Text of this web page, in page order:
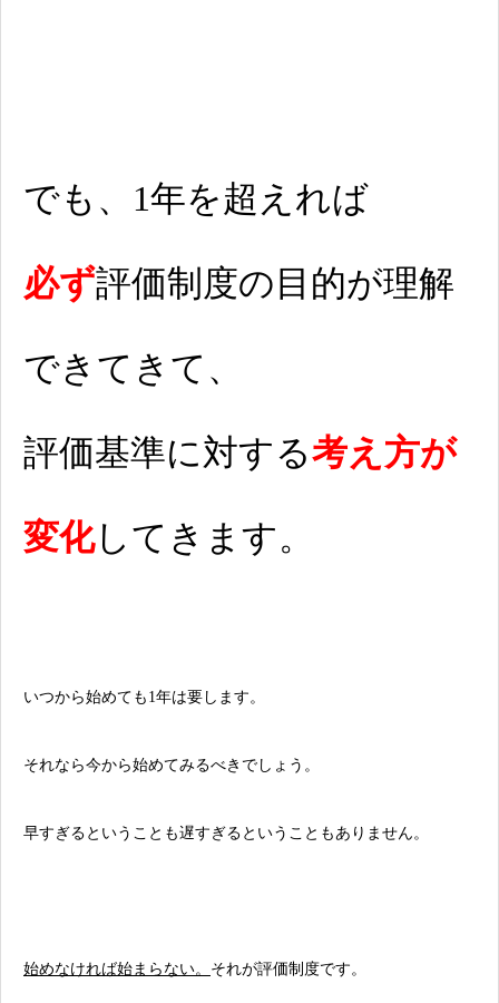
でも、1年を超えれば
必ず評価制度の目的が理解
できてきて、
評価基準に対する考え方が
変化してきます。
いつから始めても1年は要します。
それなら今から始めてみるべきでしょう。
早すぎるということも遅すぎるということもありません。
始めなければ始まらない。 それが評価制度です。